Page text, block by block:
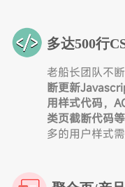
多达500行
老船长团队不
断更新
用样式代码，
类页截断代码
多的用户样式需